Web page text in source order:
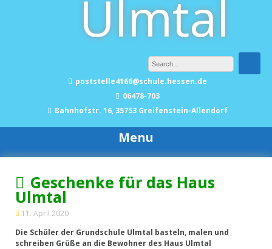
Ulmtal
poststelle4166@schule.hessen.de
06478-703
Bahnhofstr. 16, 35753 Greifenstein-Allendorf
Menu
Geschenke für das Haus
Ulmtal
11. April 2020
Die Schüler der Grundschule Ulmtal basteln, malen und
schreiben Grüße an die Bewohner des Haus Ulmtal